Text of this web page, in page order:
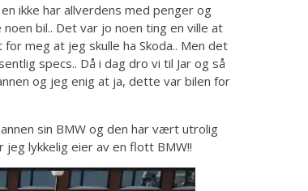
ikke har allverdens med penger og
bil.. Det var jo noen ting en ville at
meg at jeg skulle ha Skoda.. Men det
specs.. Då i dag dro vi til Jar og så
og jeg enig at ja, dette var bilen for
sin BMW og den har vært utrolig
lykkelig eier av en flott BMW!!